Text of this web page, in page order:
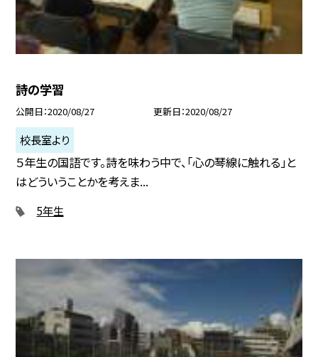
詩の学習
公開日 2020/08/27 更新日 2020/08/27
校長室より
５年生の国語です。詩を味わう中で、「心の琴線に触れる」と
はどういうことかを考えま...
5年生